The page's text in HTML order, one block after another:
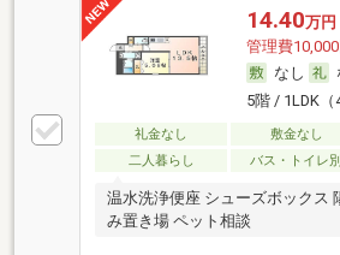
14.40万円
管理費
なし
5階 / 1LDK（
礼金なし 敷金なし
二人暮らし
バス・トイレ別
温水洗浄便座 シューズボックス
み置き場 ペット相談